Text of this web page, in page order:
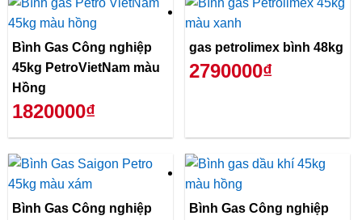
Bình Gas Công nghiệp
45kg PetroVietNam màu
Hồng
1820000₫
gas petrolimex bình 48kg
2790000₫
Bình Gas Công nghiệp
Bình Gas Công nghiệp